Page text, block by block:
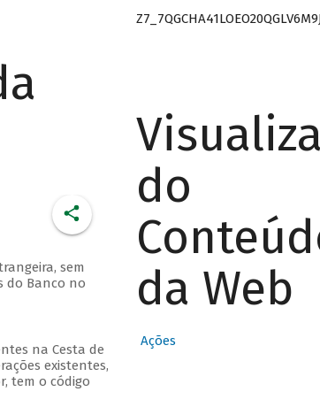
sem
do Banco no
na Cesta de
existentes,
tem o código
do
da Web
Ações